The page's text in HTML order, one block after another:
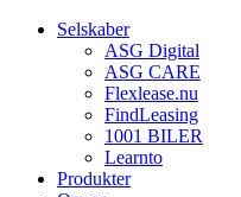
Selskaber
ASG Digital
ASG CARE
Flexlease.nu
FindLeasing
1001 BILER
Learnto
Produkter